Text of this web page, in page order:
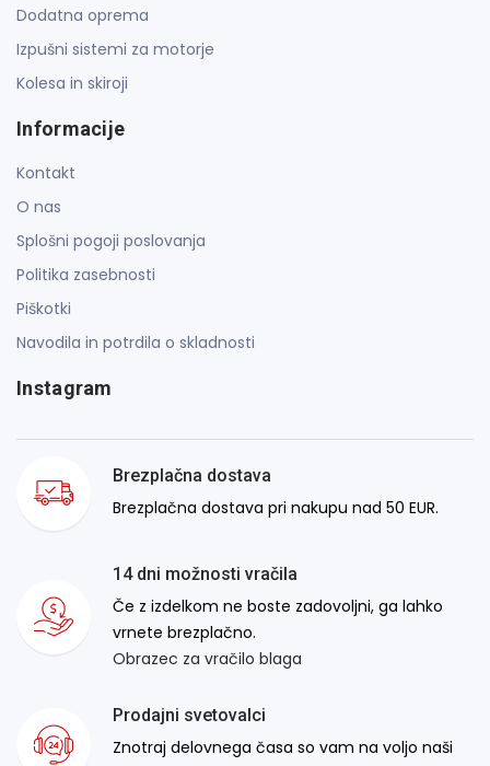
Dodatna oprema
Izpušni sistemi za motorje
Kolesa in skiroji
Informacije
Kontakt
O nas
Splošni pogoji poslovanja
Politika zasebnosti
Piškotki
Navodila in potrdila o skladnosti
Instagram
Brezplačna dostava
Brezplačna dostava pri nakupu nad 50 EUR.
14 dni možnosti vračila
Če z izdelkom ne boste zadovoljni, ga lahko
vrnete brezplačno.
Obrazec za vračilo blaga
Prodajni svetovalci
Znotraj delovnega časa so vam na voljo naši